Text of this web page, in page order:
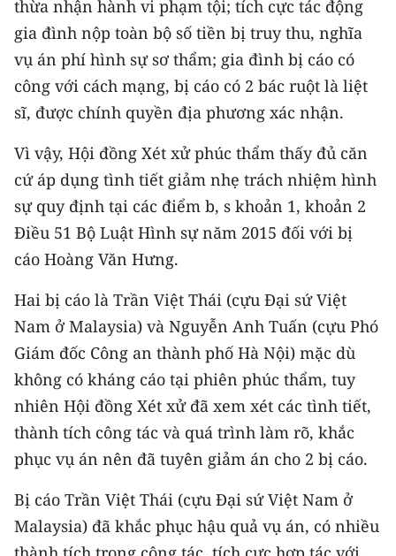
thừa nhận hành vi phạm tội; tích cực tác động
gia đình nộp toàn bộ số tiền bị truy thu, nghĩa
vụ án phí hình sự sơ thẩm; gia đình bị cáo có
công với cách mạng, bị cáo có 2 bác ruột là liệt
sĩ, được chính quyền địa phương xác nhận.
Vì vậy, Hội đồng Xét xử phúc thẩm thấy đủ căn
cứ áp dụng tình tiết giảm nhẹ trách nhiệm hình
sự quy định tại các điểm b, s khoản 1, khoản 2
Điều 51 Bộ Luật Hình sự năm 2015 đối với bị
cáo Hoàng Văn Hưng.
Hai bị cáo là Trần Việt Thái (cựu Đại sứ Việt
Nam ở Malaysia) và Nguyễn Anh Tuấn (cựu Phó
Giám đốc Công an thành phố Hà Nội) mặc dù
không có kháng cáo tại phiên phúc thẩm, tuy
nhiên Hội đồng Xét xử đã xem xét các tình tiết,
thành tích công tác và quá trình làm rõ, khắc
phục vụ án nên đã tuyên giảm án cho 2 bị cáo.
Bị cáo Trần Việt Thái (cựu Đại sứ Việt Nam ở
Malaysia) đã khắc phục hậu quả vụ án, có nhiều